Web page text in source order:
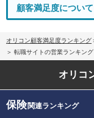
顧客満足度について
オリコン顧客満足度ランキング
転職サイトの営業ランキン
オリコ
保険関連ランキング